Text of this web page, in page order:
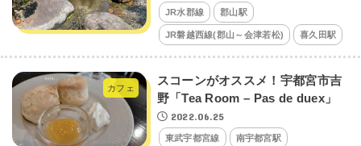
JR水郡線 郡山駅
JR磐越西線(郡山～会津若松) 喜久田駅
カフェ
スコーンがオススメ！宇都宮市吉
野「Tea Room – Pas de duex」
2022.06.25
東武宇都宮線 南宇都宮駅